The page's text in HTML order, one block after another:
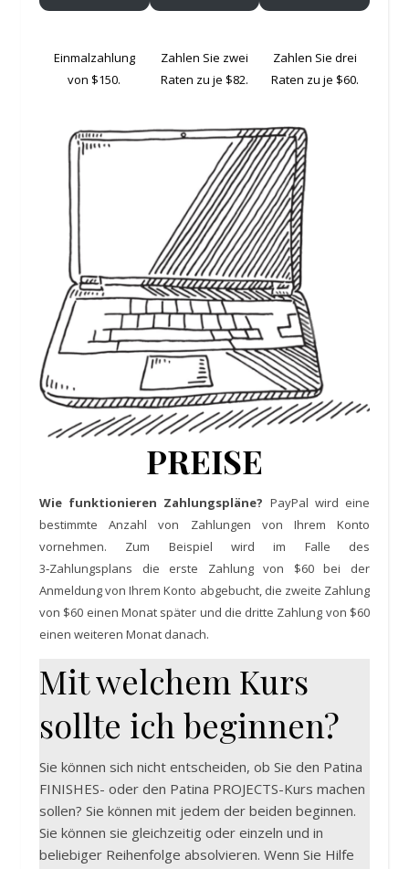
Einmalzahlung
von $150.
Zahlen Sie zwei
Raten zu je $82.
Zahlen Sie drei
Raten zu je $60.
PREISE
Wie funktionieren Zahlungspläne? PayPal wird eine
bestimmte Anzahl von Zahlungen von Ihrem Konto
vornehmen. Zum Beispiel wird im Falle des
3‑Zahlungsplans die erste Zahlung von $60 bei der
Anmeldung von Ihrem Konto abgebucht, die zweite Zahlung
von $60 einen Monat später und die dritte Zahlung von $60
einen weiteren Monat danach.
Mit welchem Kurs
sollte ich beginnen?
Sie können sich nicht entscheiden, ob Sie den Patina
FINISHES- oder den Patina PROJECTS-Kurs machen
sollen? Sie können mit jedem der beiden beginnen.
Sie können sie gleichzeitig oder einzeln und in
beliebiger Reihenfolge absolvieren. Wenn Sie Hilfe